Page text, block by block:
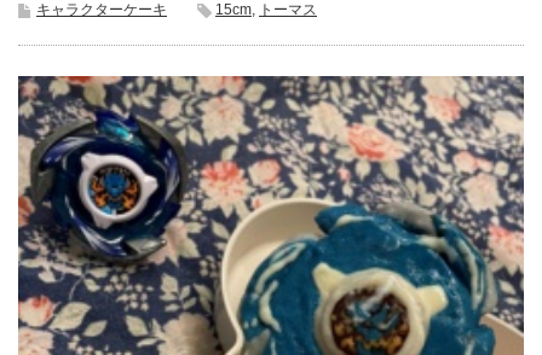
キャラクターケーキ 15cm, トーマス